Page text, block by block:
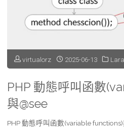
–
範
:
virtualorz 2025-06-13
PHP 動態呼叫函數
與@see
PHP 動態呼叫函數(variable